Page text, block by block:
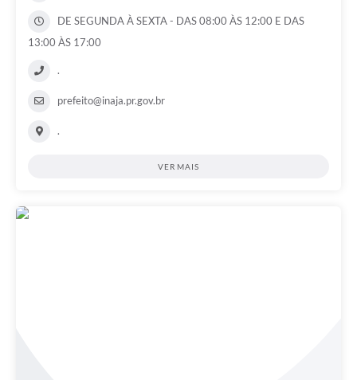
DE SEGUNDA À SEXTA - DAS 08:00 ÀS 12:00 E DAS
13:00 ÀS 17:00
.
prefeito@inaja.pr.gov.br
.
VER MAIS